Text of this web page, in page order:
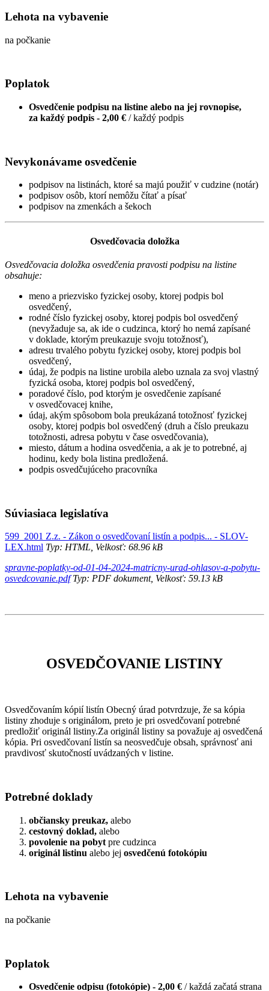
Lehota na vybavenie
na počkanie
Poplatok
Osvedčenie podpisu na listine alebo na jej rovnopise,
za každý podpis - 2,00 € / každý podpis
Nevykonávame osvedčenie
podpisov na listinách, ktoré sa majú použiť v cudzine (notár)
podpisov osôb, ktorí nemôžu čítať a písať
podpisov na zmenkách a šekoch
Osvedčovacia doložka
Osvedčovacia doložka osvedčenia pravosti podpisu na listine
obsahuje:
meno a priezvisko fyzickej osoby, ktorej podpis bol
osvedčený,
rodné číslo fyzickej osoby, ktorej podpis bol osvedčený
(nevyžaduje sa, ak ide o cudzinca, ktorý ho nemá zapísané
v doklade, ktorým preukazuje svoju totožnosť),
adresu trvalého pobytu fyzickej osoby, ktorej podpis bol
osvedčený,
údaj, že podpis na listine urobila alebo uznala za svoj vlastný
fyzická osoba, ktorej podpis bol osvedčený,
poradové číslo, pod ktorým je osvedčenie zapísané
v osvedčovacej knihe,
údaj, akým spôsobom bola preukázaná totožnosť fyzickej
osoby, ktorej podpis bol osvedčený (druh a číslo preukazu
totožnosti, adresa pobytu v čase osvedčovania),
miesto, dátum a hodina osvedčenia, a ak je to potrebné, aj
hodinu, kedy bola listina predložená.
podpis osvedčujúceho pracovníka
Súviasiaca legislatíva
599_2001 Z.z. - Zákon o osvedčovaní listín a podpis... - SLOV-
LEX.html Typ: HTML, Velkosť: 68.96 kB
spravne-poplatky-od-01-04-2024-matricny-urad-ohlasov-a-pobytu-
osvedcovanie.pdfTyp: PDF dokument, Velkosť: 59.13 kB
OSVEDČOVANIE LISTINY
Osvedčovaním kópií listín Obecný úrad potvrdzuje, že sa kópia
listiny zhoduje s originálom, preto je pri osvedčovaní potrebné
predložiť originál listiny.Za originál listiny sa považuje aj osvedčená
kópia. Pri osvedčovaní listín sa neosvedčuje obsah, správnosť ani
pravdivosť skutočností uvádzaných v listine.
Potrebné doklady
občiansky preukaz, alebo
cestovný doklad, alebo
povolenie na pobyt pre cudzinca
originál listinu alebo jej osvedčenú fotokópiu
Lehota na vybavenie
na počkanie
Poplatok
Osvedčenie odpisu (fotokópie) - 2,00 € / každá začatá strana